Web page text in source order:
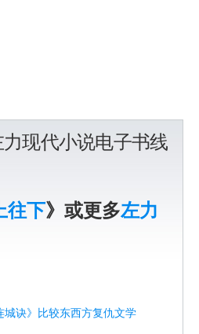
力现代小说电子书线
往下》或更多左力
诀》比较东西方复仇文学